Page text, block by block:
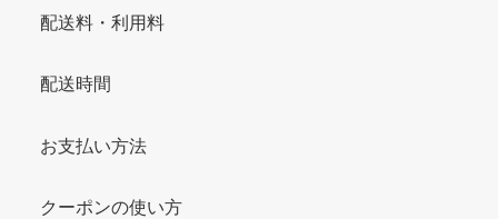
配送料・利用料
配送時間
お支払い方法
クーポンの使い方